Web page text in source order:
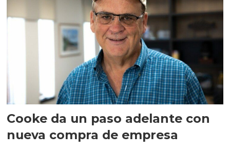
Cooke da un paso adelante con
nueva compra de empresa